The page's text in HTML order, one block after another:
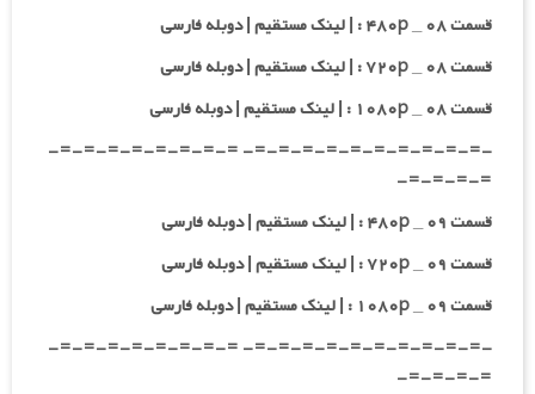
قسمت ۰۸ _ ۴۸۰p : | لینک مستقیم | دوبله فارسی
قسمت ۰۸ _ ۷۲۰p : | لینک مستقیم | دوبله فارسی
قسمت ۰۸ _ ۱۰۸۰p : | لینک مستقیم | دوبله فارسی
-=-=-=-=-=-=-=-=-=-=- =-=-=-=-=-=-=-=-
=-=-=-=-
قسمت ۰۹ _ ۴۸۰p : | لینک مستقیم | دوبله فارسی
قسمت ۰۹ _ ۷۲۰p : | لینک مستقیم | دوبله فارسی
قسمت ۰۹ _ ۱۰۸۰p : | لینک مستقیم | دوبله فارسی
-=-=-=-=-=-=-=-=-=-=- =-=-=-=-=-=-=-=-
=-=-=-=-